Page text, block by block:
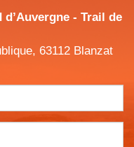
- Trail de
63112 Blanzat